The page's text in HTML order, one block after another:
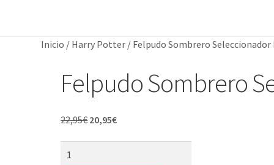
Inicio / Harry Potter / Felpudo Sombrero
Felpudo Sombrero
22,95€El
20,95€El